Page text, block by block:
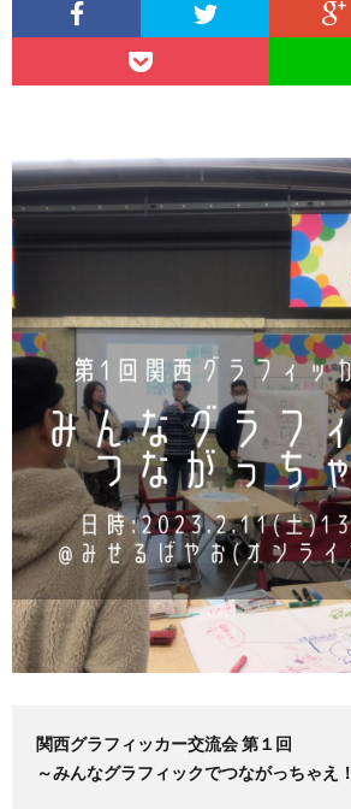
関西グラフィッカー交流会 第１回
～みんなグラフィックでつながっちゃえ